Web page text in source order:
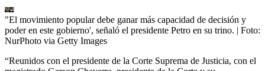
"El movimiento popular debe ganar más capacidad de decisión y
poder en este gobierno', señaló el presidente Petro en su trino. | Foto:
NurPhoto via Getty Images
“Reunidos con el presidente de la Corte Suprema de Justicia, con el